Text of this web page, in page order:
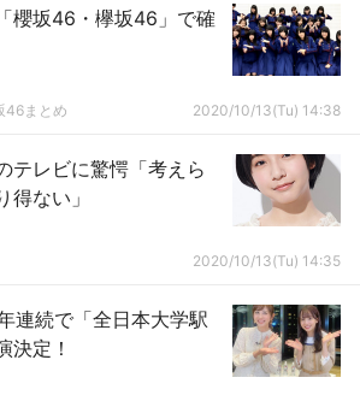
櫻坂46・欅坂46」で確
46まとめ 2020/10/13(Tu) 14:38
テレビに驚愕「考えら
得ない」
2020/10/13(Tu) 14:35
連続で「全日本大学駅
決定！